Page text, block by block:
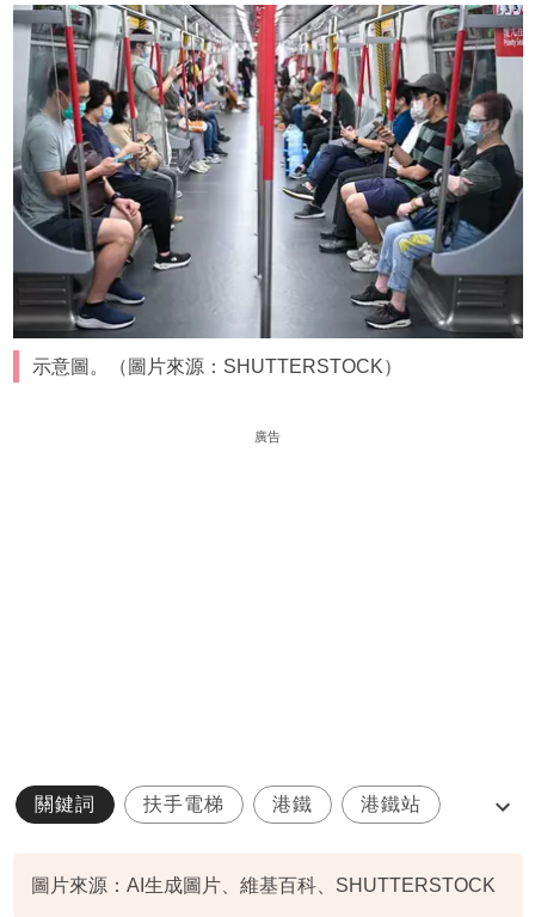
示意圖。（圖片來源：SHUTTERSTOCK）
廣告
關鍵詞 扶手電梯 港鐵 港鐵站
圖片來源：AI生成圖片、維基百科、SHUTTERSTOCK